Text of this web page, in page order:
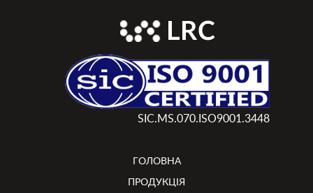
SIC.MS.070.ISO9001.3448
ГОЛОВНА
ПРОДУКЦІЯ